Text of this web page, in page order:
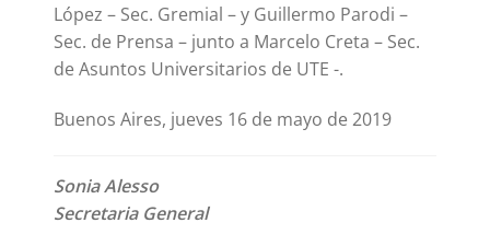
López – Sec. Gremial – y Guillermo Parodi –
Sec. de Prensa – junto a Marcelo Creta – Sec.
de Asuntos Universitarios de UTE -.
Buenos Aires, jueves 16 de mayo de 2019
Sonia Alesso
Secretaria General